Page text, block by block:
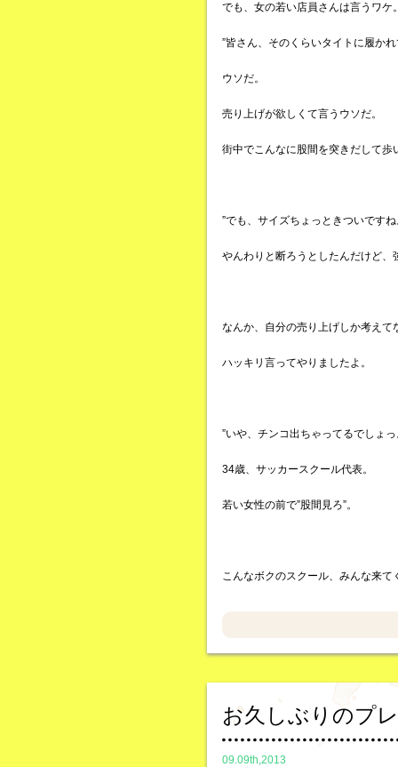
でも、女の若い店員さんは言うワケ
”皆さん、そのくらいタイトに履か
ウソだ。
売り上げが欲しくて言うウソだ。
街中でこんなに股間を突きだして歩
”でも、サイズちょっときついですね
やんわりと断ろうとしたんだけど、
なんか、自分の売り上げしか考えて
ハッキリ言ってやりましたよ。
”いや、チンコ出ちゃってるでしょ
34歳、サッカースクール代表。
若い女性の前で”股間見ろ”。
こんなボクのスクール、みんな来て
お久しぶりのプ
09.09th,2013